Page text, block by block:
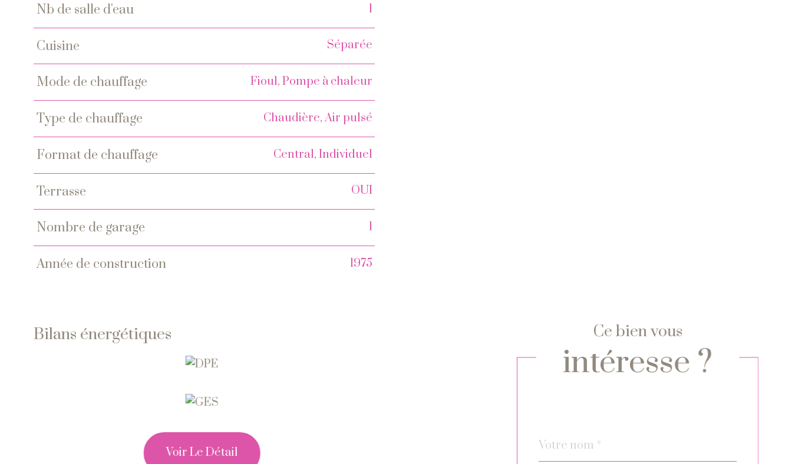
nb de salle d'eau 1
cuisine Séparée
mode de chauffage Fioul, Pompe à chaleur
type de chauffage Chaudière, Air pulsé
format de chauffage Central, Individuel
terrasse OUI
nombre de garage 1
année de construction 1975
Bilans énergétiques
Voir Le Détail
Ce bien vous
intéresse ?
Fieldset
par
*